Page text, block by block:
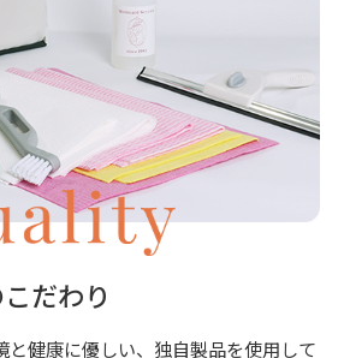
だわり
と健康に優しい、独自製品を使用して